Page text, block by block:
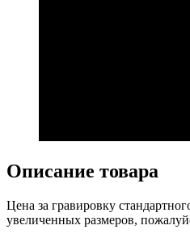
Описание товара
Цена за гравировку
увеличенных размеров,